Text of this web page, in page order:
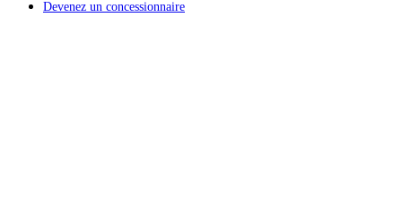
Devenez un concessionnaire